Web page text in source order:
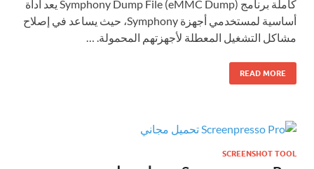
كاملة برنامج Symphony Dump File (eMMC Dump) يعد أداة
أساسية لمستخدمي أجهزة Symphony، حيث يساعد في إصلاح
مشاكل التشغيل المعطلة لأجهزتهم المحمولة. …
READ MORE
SCREENSHOT TOOL